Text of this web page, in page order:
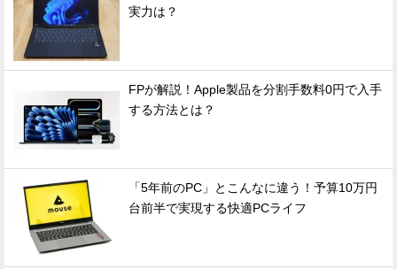
実力は？
FPが解説！Apple製品を分割手数料0円で入手
する方法とは？
「5年前のPC」とこんなに違う！予算10万円
台前半で実現する快適PCライフ